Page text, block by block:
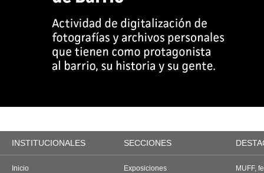
INSTITUCIONALES SECCIONES
Inicio
Exposiciones
MUFF,